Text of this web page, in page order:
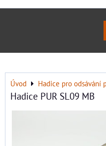
Úvod Hadice pro odsávání
Hadice PUR SL09 MB